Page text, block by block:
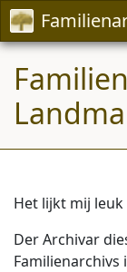
Het lijkt mij
Der Archivar
Familienarchivs